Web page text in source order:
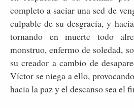
completo a saciar una sed de
culpable de su desgracia, y
tornando en muerte todo
monstruo, enfermo de soledad,
su creador a cambio de
Víctor se niega a ello,
hacia la paz y el descanso sea el